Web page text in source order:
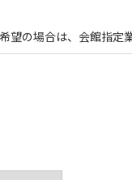
の場合は、会館指定